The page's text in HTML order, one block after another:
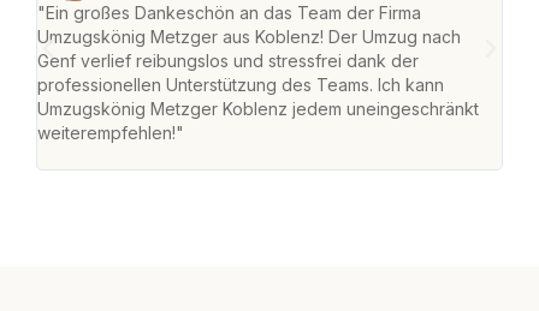
"Ein großes Dankeschön an das Team der Firma
Umzugskönig Metzger aus Koblenz! Der Umzug nach
Genf verlief reibungslos und stressfrei dank der
professionellen Unterstützung des Teams. Ich kann
Umzugskönig Metzger Koblenz jedem uneingeschränkt
weiterempfehlen!"